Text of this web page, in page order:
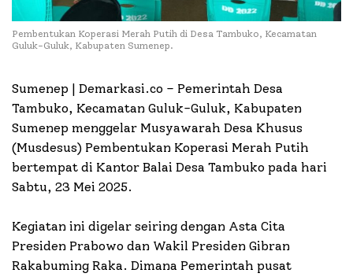
Pembentukan Koperasi Merah Putih di Desa Tambuko, Kecamatan
Guluk-Guluk, Kabupaten Sumenep.
Sumenep | Demarkasi.co – Pemerintah Desa
Tambuko, Kecamatan Guluk-Guluk, Kabupaten
Sumenep menggelar Musyawarah Desa Khusus
(Musdesus) Pembentukan Koperasi Merah Putih
bertempat di Kantor Balai Desa Tambuko pada hari
Sabtu, 23 Mei 2025.
Kegiatan ini digelar seiring dengan Asta Cita
Presiden Prabowo dan Wakil Presiden Gibran
Rakabuming Raka. Dimana Pemerintah pusat